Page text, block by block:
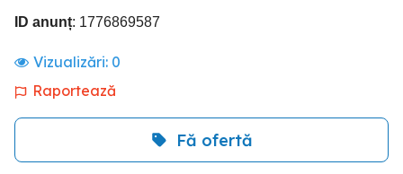
ID anunț: 1776869587
Vizualizări: 0
Raportează
Fă ofertă